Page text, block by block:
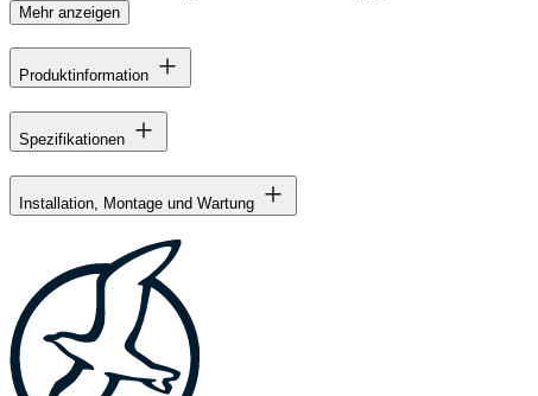
Mehr anzeigen
Produktinformation
Spezifikationen
Installation, Montage und Wartung